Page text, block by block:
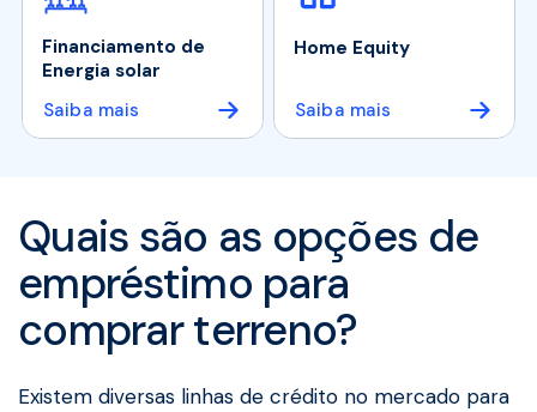
Financiamento de
Energia solar
Saiba mais
Home Equity
Saiba mais
Quais são as opções de
empréstimo para
comprar terreno?
Existem diversas linhas de crédito no mercado para